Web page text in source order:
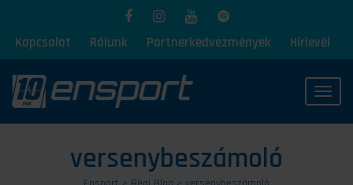
Kapcsolat Rólunk Partnerkedvezmények Hírlevél
versenybeszámoló